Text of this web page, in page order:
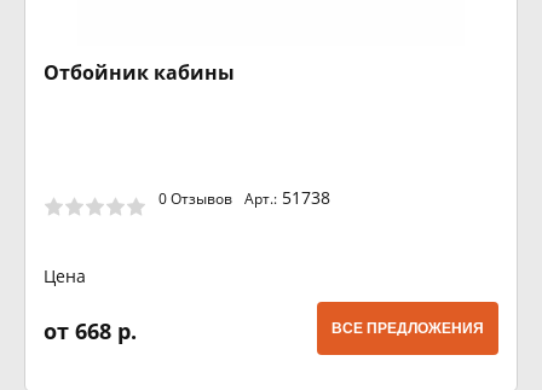
Отбойник кабины
0 Отзывов Арт.: 51738
Цена
от 668 р. ВСЕ ПРЕДЛОЖЕНИЯ